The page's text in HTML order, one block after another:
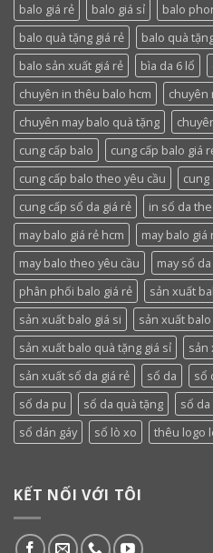
balo giá rẻ balo giá sỉ balo
balo quà tặng giá rẻ
balo quà
balo sản xuất giá rẻ
bìa da 6 lổ
chuyên in thêu balo hcm
chuyên
chuyên may balo quà tặng
cung cấp balo
cung cấp balo giá
cung cấp balo theo yêu cầu
cung
cung cấp sổ da giá rẻ
in sổ da
may balo giá rẻ hcm
may balo giá
may balo theo yêu cầu
may sổ da
phân phối balo giá rẻ
sản xuất
sản xuất balo giá si
sản xuất
sản xuất balo quà tặng giá sỉ
sản
sản xuất sổ da giá rẻ
sổ da sổ
sổ da pu
sổ da quà tặng sổ
sổ dán gáy
sổ lò xo thêu logo
KẾT NỐI VỚI TÔI